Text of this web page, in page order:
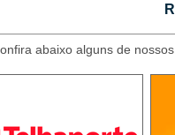
abaixo alguns de